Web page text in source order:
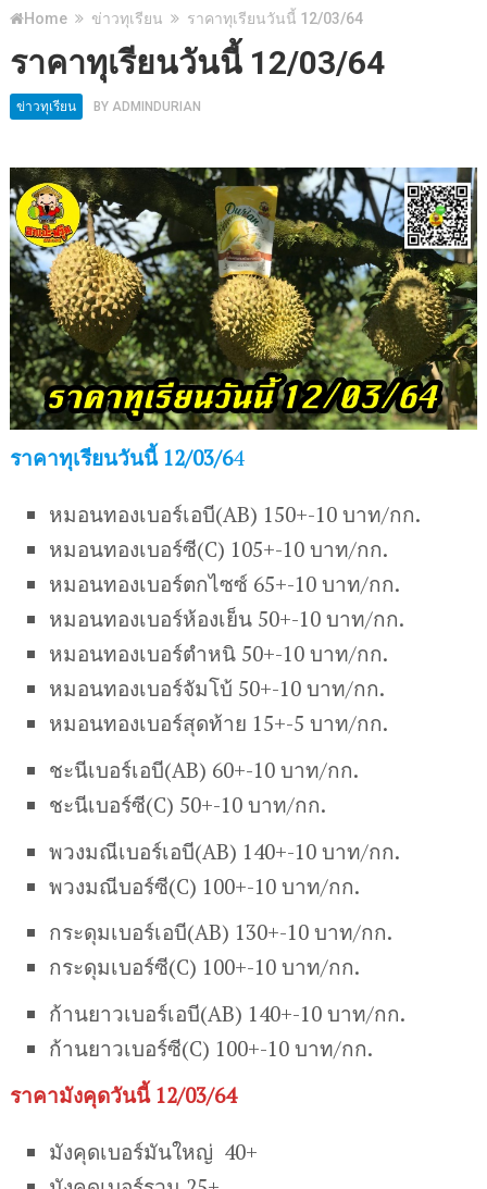
Home ข่าวทุเรียน ราคาทุเรียนวันนี้ 12/03/64
ราคาทุเรียนวันนี้ 12/03/64
ข่าวทุเรียน BY ADMINDURIAN
ราคาทุเรียนวันนี้ 12/03/64
หมอนทองเบอร์เอบี(AB) 150+-10 บาท/กก.
หมอนทองเบอร์ซี(C) 105+-10 บาท/กก.
หมอนทองเบอร์ตกไซซ์ 65+-10 บาท/กก.
หมอนทองเบอร์ห้องเย็น 50+-10 บาท/กก.
หมอนทองเบอร์ตำหนิ 50+-10 บาท/กก.
หมอนทองเบอร์จัมโบ้ 50+-10 บาท/กก.
หมอนทองเบอร์สุดท้าย 15+-5 บาท/กก.
ชะนีเบอร์เอบี(AB) 60+-10 บาท/กก.
ชะนีเบอร์ซี(C) 50+-10 บาท/กก.
พวงมณีเบอร์เอบี(AB) 140+-10 บาท/กก.
พวงมณีบอร์ซี(C) 100+-10 บาท/กก.
กระดุมเบอร์เอบี(AB) 130+-10 บาท/กก.
กระดุมเบอร์ซี(C) 100+-10 บาท/กก.
ก้านยาวเบอร์เอบี(AB) 140+-10 บาท/กก.
ก้านยาวเบอร์ซี(C) 100+-10 บาท/กก.
ราคามังคุดวันนี้ 12/03/64
มังคุดเบอร์มันใหญ่ 40+